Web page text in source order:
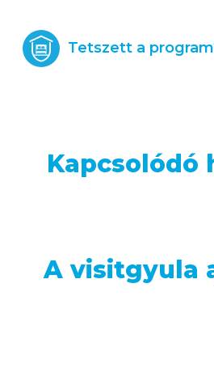
Tetszett a
Kapcsolódó
A visitgyula